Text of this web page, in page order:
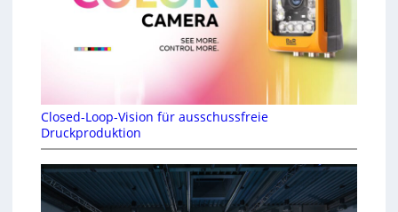
Closed-Loop-Vision für ausschussfreie
Druckproduktion